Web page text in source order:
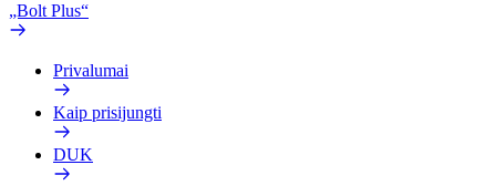
„Bolt Plus“
Privalumai
Kaip prisijungti
DUK